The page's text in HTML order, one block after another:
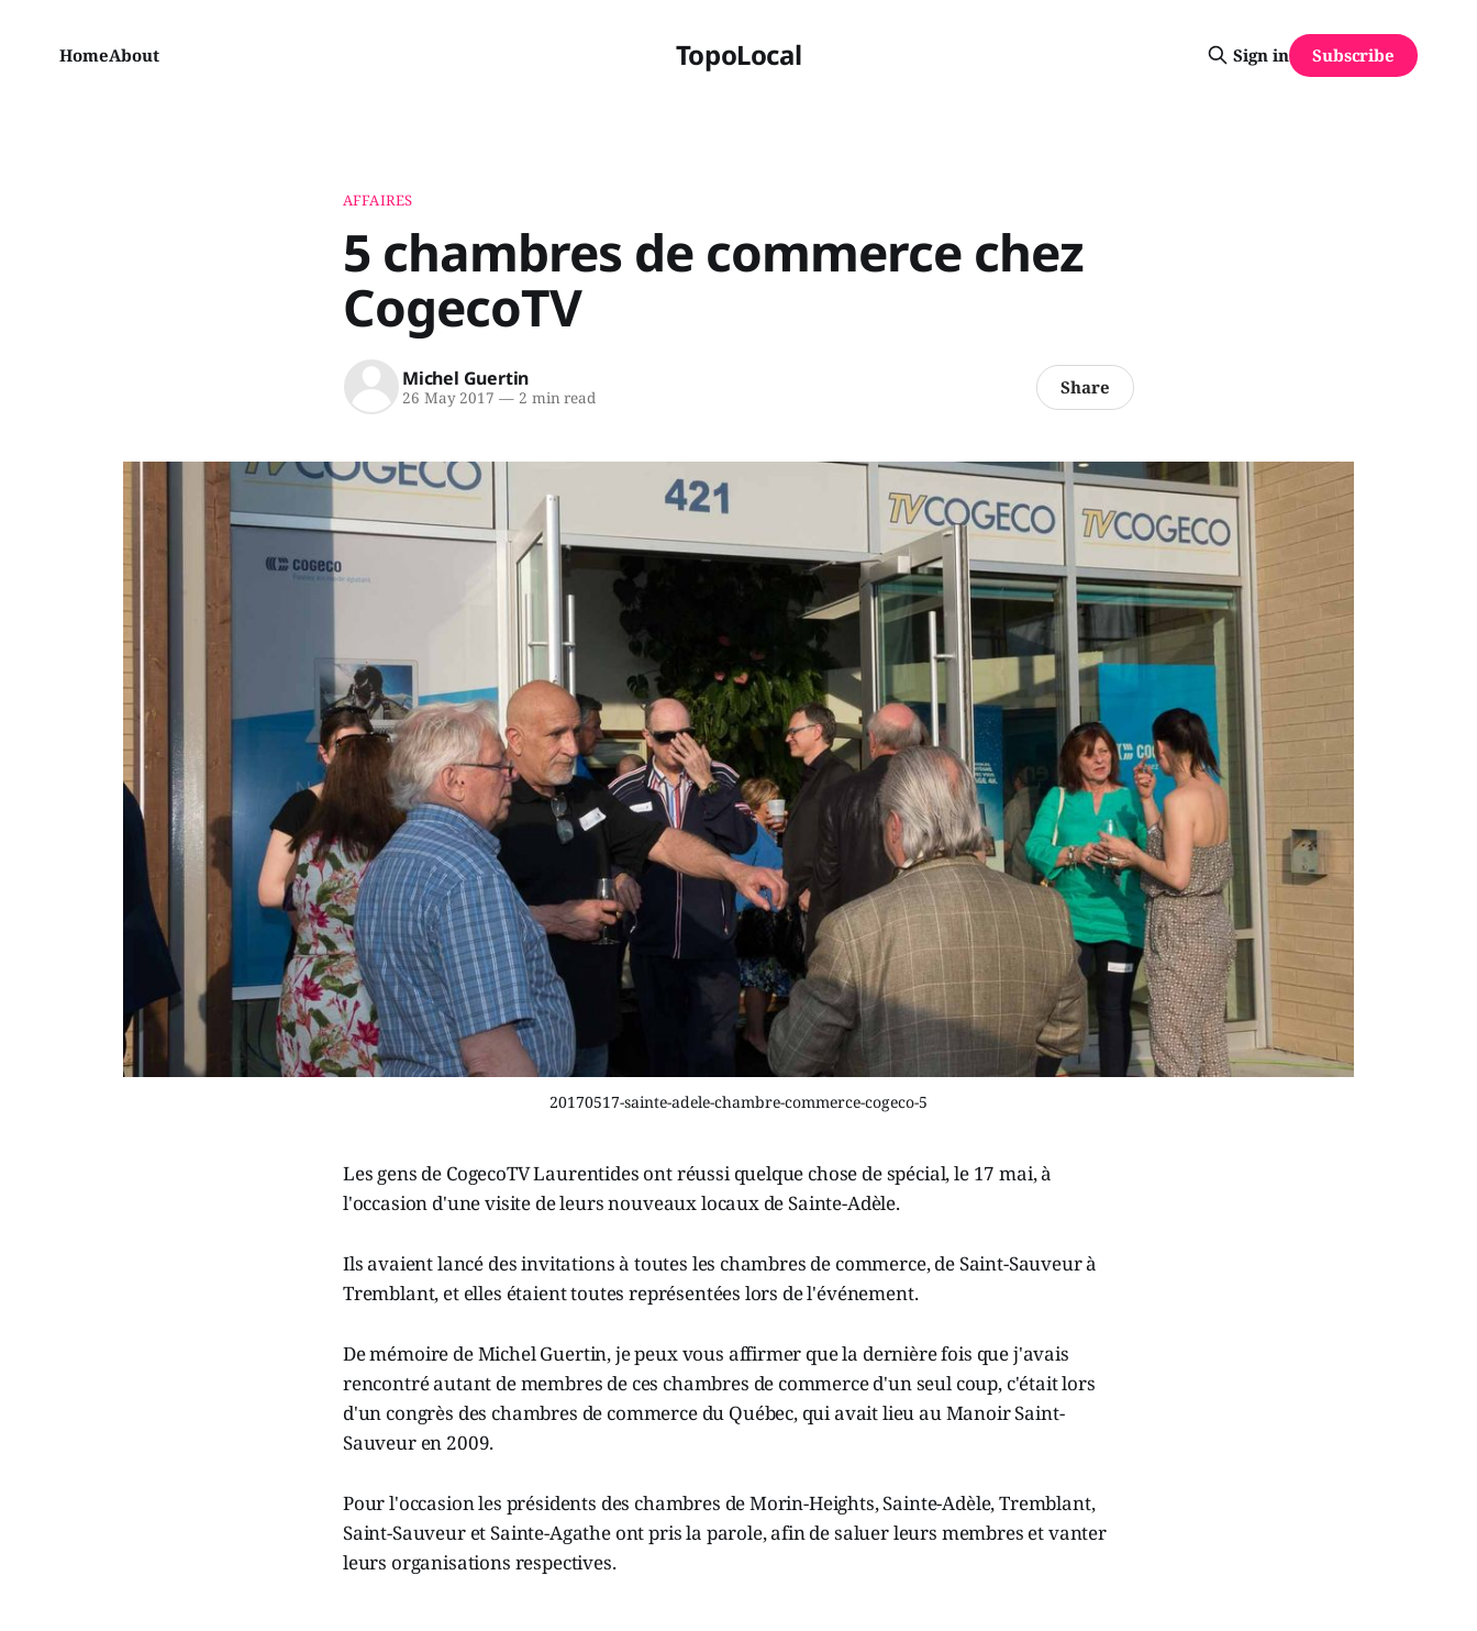
TopoLocal
HomeAbout Sign in Subscribe
AFFAIRES
5 chambres de commerce chez
CogecoTV
Michel Guertin
26 May 2017 —2 min read Share
20170517-sainte-adele-chambre-commerce-cogeco-5
Les gens de CogecoTV Laurentides ont réussi quelque chose de spécial, le 17 mai, à
l'occasion d'une visite de leurs nouveaux locaux de Sainte-Adèle.
Ils avaient lancé des invitations à toutes les chambres de commerce, de Saint-Sauveur à
Tremblant, et elles étaient toutes représentées lors de l'événement.
De mémoire de Michel Guertin, je peux vous affirmer que la dernière fois que j'avais
rencontré autant de membres de ces chambres de commerce d'un seul coup, c'était lors
d'un congrès des chambres de commerce du Québec, qui avait lieu au Manoir Saint-
Sauveur en 2009.
Pour l'occasion les présidents des chambres de Morin-Heights, Sainte-Adèle, Tremblant,
Saint-Sauveur et Sainte-Agathe ont pris la parole, afin de saluer leurs membres et vanter
leurs organisations respectives.